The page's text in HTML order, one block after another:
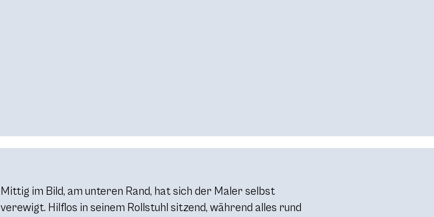
Mittig im Bild, am unteren Rand, hat sich der Maler selbst
verewigt. Hilflos in seinem Rollstuhl sitzend, während alles rund